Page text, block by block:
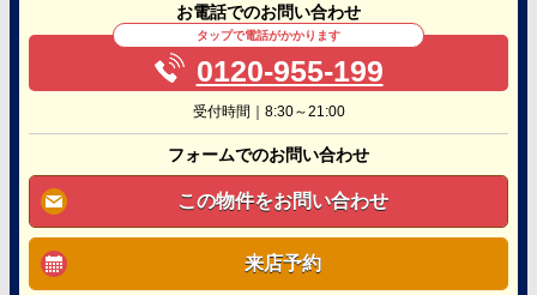
お電話でのお問い合わせ
タップで電話がかかります
0120-955-199
受付時間｜8:30～21:00
フォームでのお問い合わせ
この物件をお問い合わせ
来店予約